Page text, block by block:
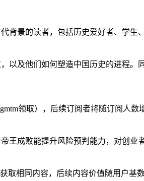
背景的读者，包括历史爱好者、学生
以及他们如何塑造中国历史的进程
领取），后续订阅者将随订阅人数
王成败能提升风险预判能力，对创业
相同内容，后续内容价值随用户基